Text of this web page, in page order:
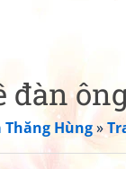
đàn
Thăng Hùng»